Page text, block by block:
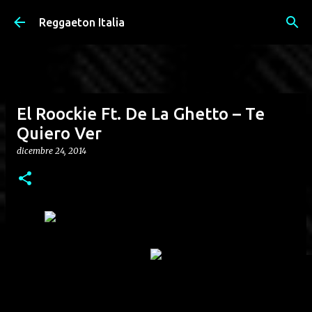
Passa ai contenuti principali
Reggaeton Italia
El Roockie Ft. De La Ghetto – Te
Quiero Ver
dicembre 24, 2014